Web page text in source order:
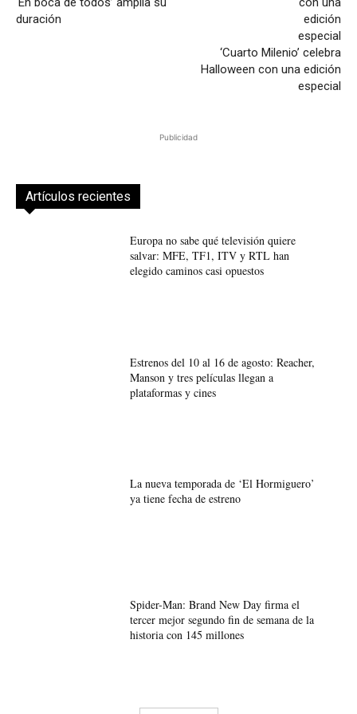
duración
‘Cuarto Milenio’ celebra
Halloween con una edición
especial
Publicidad
Artículos recientes
Europa no sabe qué televisión quiere
salvar: MFE, TF1, ITV y RTL han
elegido caminos casi opuestos
Estrenos del 10 al 16 de agosto: Reacher,
Manson y tres películas llegan a
plataformas y cines
La nueva temporada de ‘El Hormiguero’
ya tiene fecha de estreno
Spider-Man: Brand New Day firma el
tercer mejor segundo fin de semana de la
historia con 145 millones